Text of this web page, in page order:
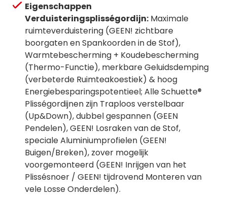
Eigenschappen
Verduisteringsplisségordijn: Maximale
ruimteverduistering (GEEN! zichtbare
boorgaten en Spankoorden in de Stof),
Warmtebescherming + Koudebescherming
(Thermo-Functie), merkbare Geluidsdemping
(verbeterde Ruimteakoestiek) & hoog
Energiebesparingspotentieel; Alle Schuette®
Plisségordijnen zijn Traploos verstelbaar
(Up&Down), dubbel gespannen (GEEN
Pendelen), GEEN! Losraken van de Stof,
speciale Aluminiumprofielen (GEEN!
Buigen/Breken), zover mogelijk
voorgemonteerd (GEEN! Inrijgen van het
Plissésnoer / GEEN! tijdrovend Monteren van
vele Losse Onderdelen).